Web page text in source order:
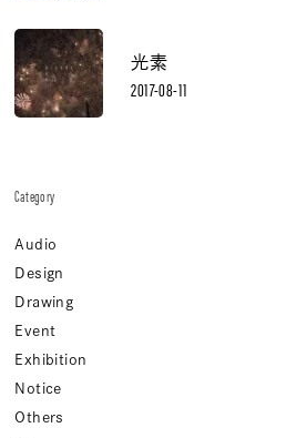
光素
2017-08-11
Category
Audio
Design
Drawing
Event
Exhibition
Notice
Others